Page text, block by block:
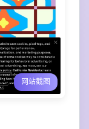
网站截图